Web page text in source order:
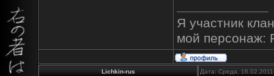
Я участник
мой персонаж:
Lichkin-rus Дата: Среда,